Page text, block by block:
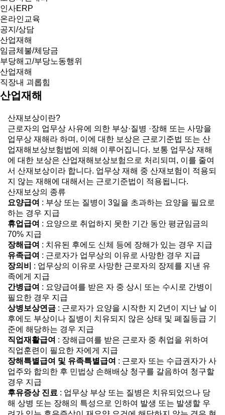
인사ERP
온라인교육
공지/상담
산업재해
임금체불/체당금
부당해고/부당노동행위
산업재해
직장내 괴롭힘
산업재해
산재보상이란?
근로자의 업무상 사유에 의한 부상·질병 ·장해 또는 사망을
업무상 재해라 하며, 이에 대한 보상은 근로기준법 또는 산
업재해보상보험법에 의해 이루어집니다. 보통 업무상 재해
에 대한 보상은 산업재해보상보험으로 처리되며, 이를 줄여
서 산재보상이라 합니다. 업무상 재해 중 산재보험이 적용되
지 않는 재해에 대해서는 근로기준법이 적용됩니다.
산재보상의 종류
요양급여 : 부상 또는 질병이 3일을 초과하는 요양을 필요로
하는 경우 지급
휴업급여 : 요양으로 취업하지 못한 기간 동안 평균임금의
70% 지급
장해급여 : 치유된 후에도 신체 등에 장해가 있는 경우 지급
유족급여 : 근로자가 업무상의 이유로 사망한 경우 지급
장의비
: 업무상의 이유로 사망한 근로자의 장제를 지낸 유
족에게 지급
간병급여 : 요양급여를 받은 자 중 상시 또는 수시로 간병이
필요한 경우 지급
상병보상연금 : 근로자가 요양을 시작한 지 2년이 지난 날 이
후에도 부상이나 질병이 치유되지 않은 상태 및 폐질등급 기
준에 해당하는 경우 지급
직업재활급여 : 장해급여를 받은 근로자 중 취업을 위하여
직업훈련이 필요한 자에게 지급
장해특별급여 및 유족특별급여 : 근로자 또는 수급권자가 사
업주와 합의한 후 민법상 손해배상 청구를 갈음하여 청구할
경우 지급
후유증상 진료 : 업무상 부상 또는 질병은 치유되었으나 당
해 상병 또는 장해의 특성으로 인하여 발생 또는 발생할 우